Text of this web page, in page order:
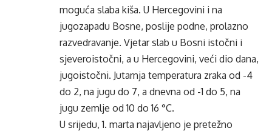
moguća slaba kiša. U Hercegovini i na
jugozapadu Bosne, poslije podne, prolazno
razvedravanje. Vjetar slab u Bosni istočni i
sjeveroistočni, a u Hercegovini, veći dio dana,
jugoistočni. Jutarnja temperatura zraka od -4
do 2, na jugu do 7, a dnevna od -1 do 5, na
jugu zemlje od 10 do 16 °C.
U srijedu, 1. marta najavljeno je pretežno